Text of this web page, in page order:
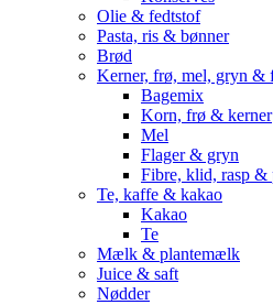
Olie & fedtstof
Pasta, ris & bønner
Brød
Kerner, frø, mel, gryn &
Bagemix
Korn, frø & kerner
Mel
Flager & gryn
Fibre, klid, rasp &
Te, kaffe & kakao
Kakao
Te
Mælk & plantemælk
Juice & saft
Nødder